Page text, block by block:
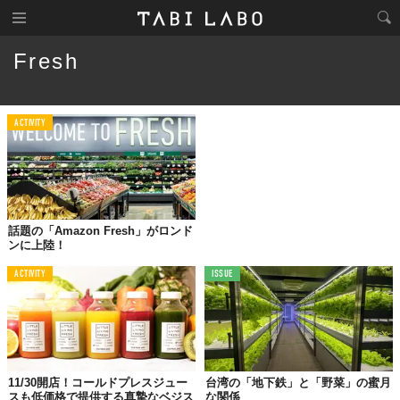
Fresh
ACTIVITY
話題の「Amazon Fresh」がロンド
ンに上陸！
ACTIVITY
11/30開店！コールドプレスジュー
スも低価格で提供する真摯なベジス
ISSUE
台湾の「地下鉄」と「野菜」の蜜月
な関係